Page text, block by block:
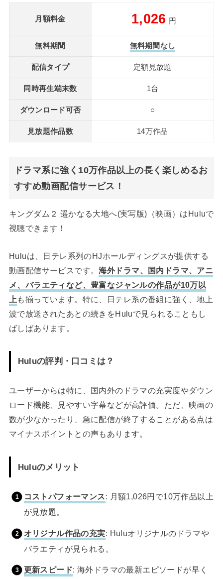
月額料金 1,026 円
無料期間 無料期間なし
配信タイプ 定額見放題
同時再生端末数 1台
ダウンロード可否 ○
見放題作品数 14万作品
ドラマ系に強く10万作品以上の長く楽しめるお
すすめ動画配信サービス！
キングダム２ 遥かなる大地へ(実写版)（映画）はHuluで
視聴できます！
Huluは、日テレ系列のHJホールディングスが提供する
動画配信サービスです。海外ドラマ、国内ドラマ、アニ
メ、バラエティなど、豊富なジャンルの作品が10万以
上 も揃っています。特に、日テレ系の番組に強く、地上
波で放送されたあとの続きをHuluで見られることもし
ばしばあります。
Huluの評判・口コミは？
ユーザーからは特に、国内外のドラマの充実度やダウン
ロード機能、見やすい字幕などが高評価。ただ、映画の
数が少なかったり、急に配信が終了することがある点は
マイナスポイントとの声もあります。
Huluのメリット
コストパフォーマンス: 月額1,026円で10万作品以上
が見放題。
オリジナル作品の充実: Huluオリジナルのドラマや
バラエティが見られる。
更新スピード: 海外ドラマの最新エピソードが早く